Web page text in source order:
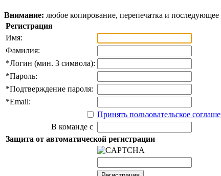
Внимание: любое копирование, перепечатка и
Регистрация
Имя:
Фамилия:
*Логин (мин. 3 символа):
*Пароль:
*Подтверждение пароля:
*Email:
Принять пользовательское
В команде с
Защита от автоматической регистрации